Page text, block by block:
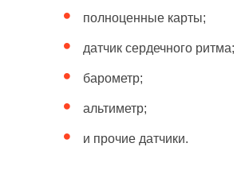
полноценные карты;
датчик сердечного ритма;
барометр;
альтиметр;
и прочие датчики.